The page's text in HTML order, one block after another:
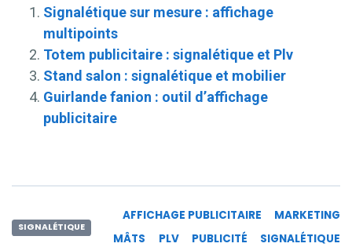
Signalétique sur mesure : affichage
multipoints
Totem publicitaire : signalétique et Plv
Stand salon : signalétique et mobilier
Guirlande fanion : outil d’affichage
publicitaire
SIGNALÉTIQUE
AFFICHAGE PUBLICITAIRE
MARKETING
MÂTS
PLV PUBLICITÉ SIGNALÉTIQUE